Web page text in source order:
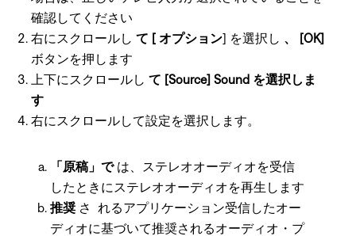
確認してください
右にスクロールし て [ オプション] を選択し 、 [OK]
ボタンを押します
上下にスクロールし て [Source] Sound を選択しま
す
右にスクロールして設定を選択します。
「原稿」で は、ステレオオーディオを受信
したときにステレオオーディオを再生します
推奨 さ れるアプリケーション受信したオー
ディオに基づいて推奨されるオーディオ・プ